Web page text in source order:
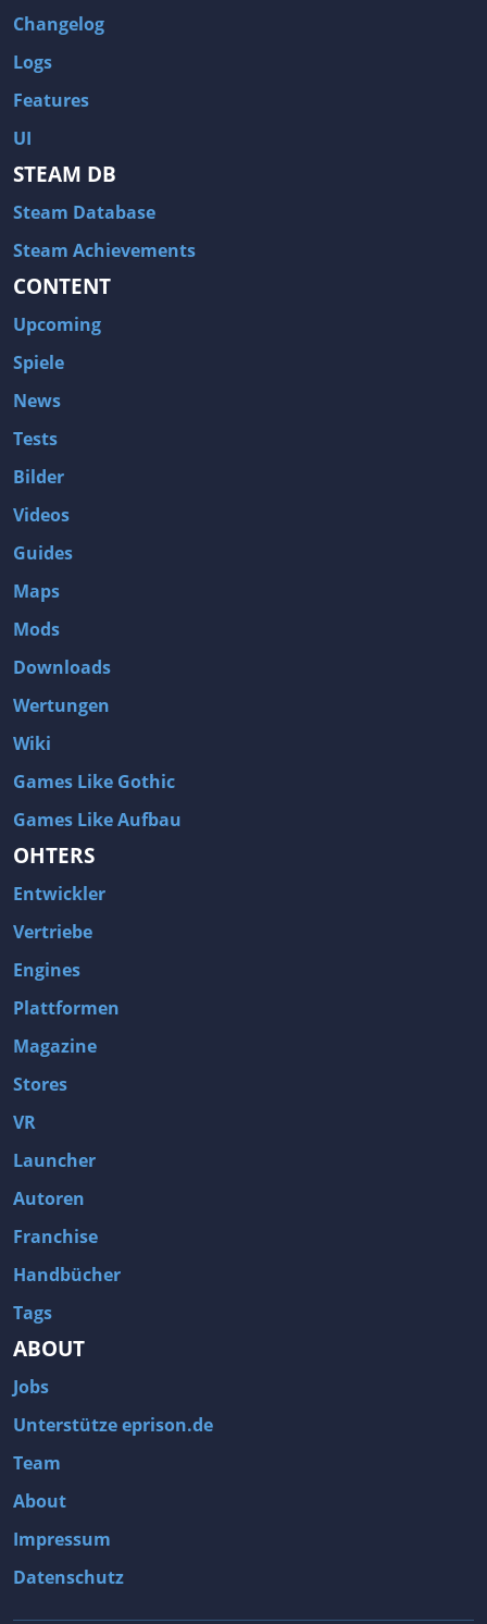
Changelog
Logs
Features
UI
STEAM DB
Steam Database
Steam Achievements
CONTENT
Upcoming
Spiele
News
Tests
Bilder
Videos
Guides
Maps
Mods
Downloads
Wertungen
Wiki
Games Like Gothic
Games Like Aufbau
OHTERS
Entwickler
Vertriebe
Engines
Plattformen
Magazine
Stores
VR
Launcher
Autoren
Franchise
Handbücher
Tags
ABOUT
Jobs
Unterstütze eprison.de
Team
About
Impressum
Datenschutz